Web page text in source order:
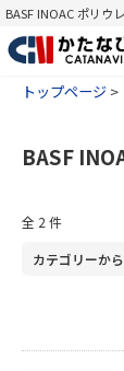
BASF INOAC ポリウ
トップページ
BASF
全 2 件
カテゴリーか